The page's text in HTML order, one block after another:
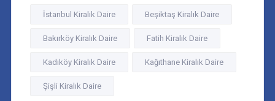
İstanbul Kiralık Daire Beşiktaş Kiralık Daire
Bakırköy Kiralık Daire Fatih Kiralık Daire
Kadıköy Kiralık Daire Kağıthane Kiralık Daire
Şişli Kiralık Daire